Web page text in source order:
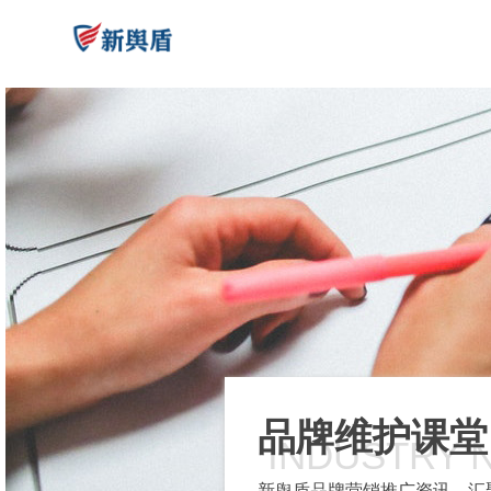
品牌维护课堂
INDUSTRY